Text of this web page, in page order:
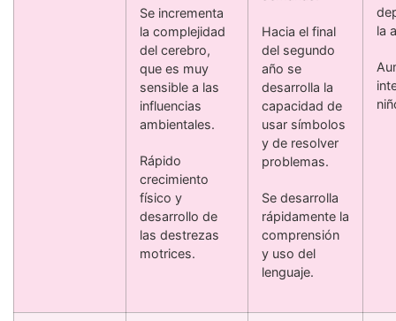
Se incrementa
la complejidad
del cerebro,
que es muy
sensible a las
influencias
ambientales.
Rápido
crecimiento
físico y
desarrollo de
las destrezas
motrices.
Hacia el final
del segundo
año se
desarrolla la
capacidad de
usar símbolos
y de resolver
problemas.
Se desarrolla
rápidamente la
comprensión
y uso del
lenguaje.
la